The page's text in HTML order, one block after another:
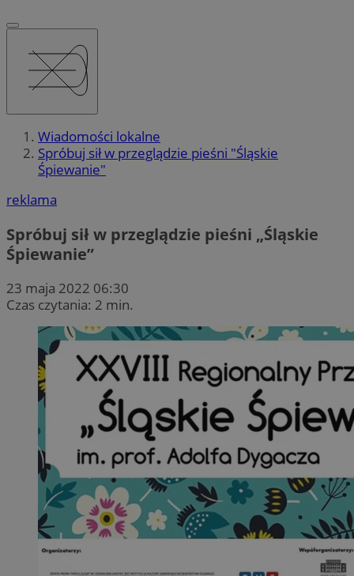
Wiadomości lokalne
Spróbuj sił w przeglądzie pieśni "Śląskie
Śpiewanie"
reklama
Spróbuj sił w przeglądzie pieśni „Śląskie
Śpiewanie”
23 maja 2022 06:30
Czas czytania: 2 min.